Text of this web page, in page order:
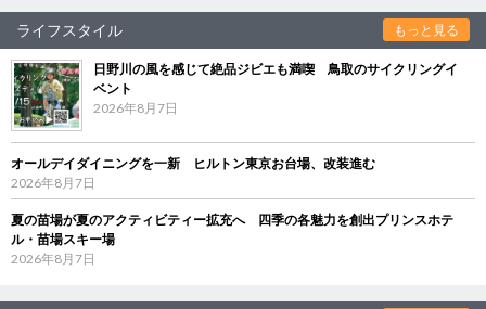
ライフスタイル もっと見る
日野川の風を感じて絶品ジビエも満喫 鳥取のサイクリングイ
ベント
2026年8月7日
オールデイダイニングを一新 ヒルトン東京お台場、改装進む
2026年8月7日
夏の苗場が夏のアクティビティー拡充へ 四季の各魅力を創出プリンスホテ
ル・苗場スキー場
2026年8月7日